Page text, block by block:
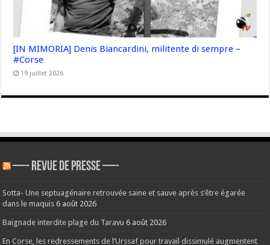
[IN MIMORIA] Denis Biancardini, militente di sempre –
#Corse
19 juillet 2026
—- REVUE DE PRESSE —-
Sotta- Une septuagénaire retrouvée saine et sauve après s’être égarée
dans le maquis 6 août 2026
Baignade interdite plage du Taravu 6 août 2026
En Corse, les redressements de l’Urssaf pour travail dissimulé augmentent